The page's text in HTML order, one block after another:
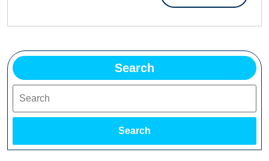
VEČ
Search
Search